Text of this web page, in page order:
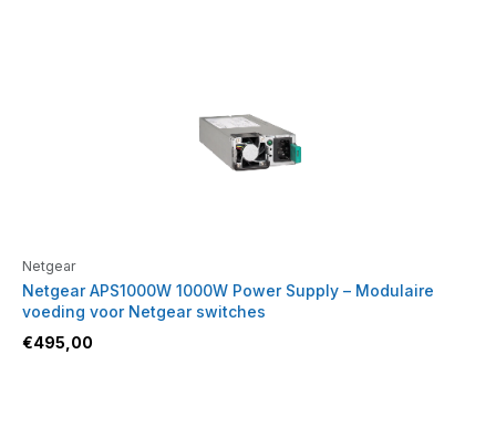
Netgear
Netgear APS1000W 1000W Power Supply – Modulaire
voeding voor Netgear switches
€495,00